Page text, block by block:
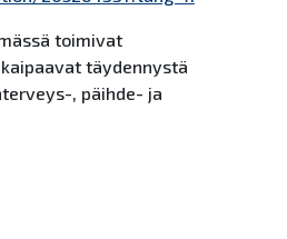
toimivat
täydennystä
, päihde- ja